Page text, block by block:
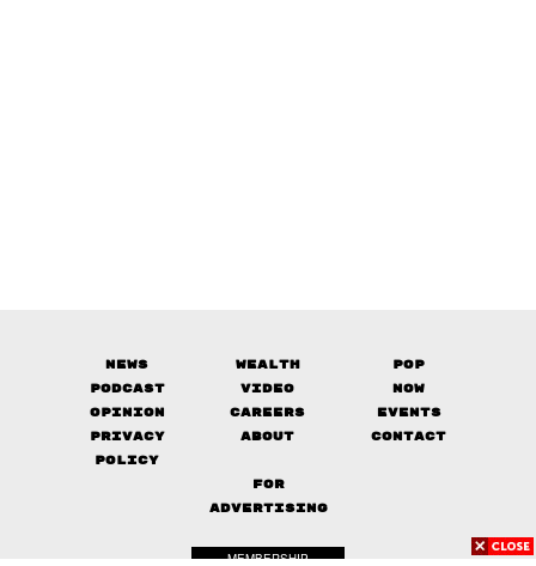
News Wealth
Pop
Podcast
Video
Now
Opinion
Careers
Events
Privacy
Policy
About Contact
FOR
ADVERTISING
MEMBERSHIP